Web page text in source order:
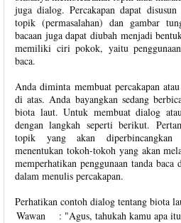
juga dialog. Percakapan dapat
topik (permasalahan) dan gambar
bacaan juga dapat diubah menjadi
memiliki ciri pokok, yaitu
baca.
Anda diminta membuat percakapan
di atas. Anda bayangkan sedang
biota laut. Untuk membuat dialog
dengan langkah seperti berikut.
topik yang akan diperbincangkan
menentukan tokoh-tokoh yang akan
memperhatikan penggunaan tanda
dalam menulis percakapan.
Perhatikan contoh dialog tentang biota
Wawan
: "Agus, tahukah kamu apa